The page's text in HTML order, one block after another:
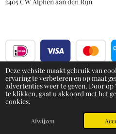
Deze website maakt gebruik van
ervaring te verbeteren en op maat
advertenties weer te geven. Door op
te klikken, gaat u akkoord met het
cookies.
Afwijzen
Powered byJouwWeb